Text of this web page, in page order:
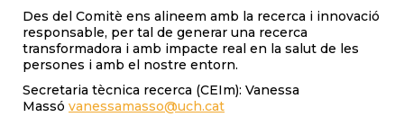
Des del Comitè ens alineem amb la recerca i innovació
responsable, per tal de generar una recerca
transformadora i amb impacte real en la salut de les
persones i amb el nostre entorn.
Secretaria tècnica recerca (CEIm): Vanessa
Massó vanessamasso@uch.cat